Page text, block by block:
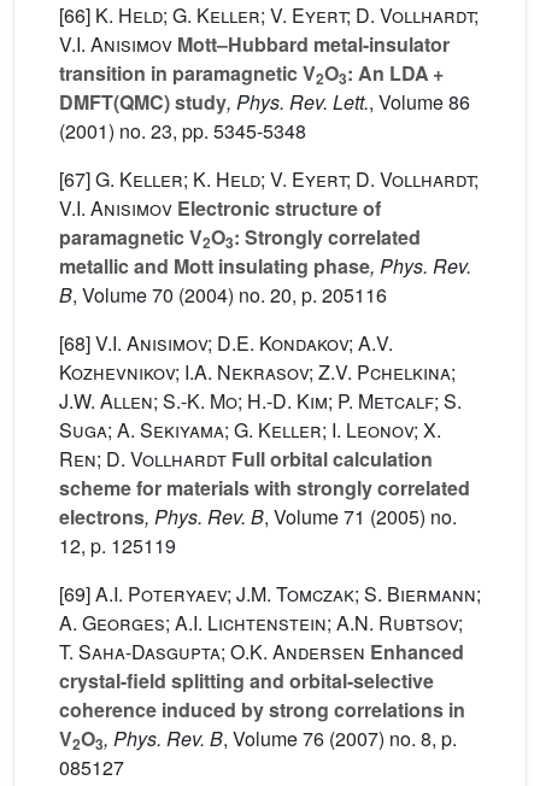
[66] K. Held; G. Keller; V. Eyert; D. Vollhardt;
V.I. Anisimov Mott–Hubbard metal-insulator
transition in paramagnetic V2O3: An LDA +
DMFT(QMC) study, Phys. Rev. Lett., Volume 86
(2001) no. 23, pp. 5345-5348
[67]G. Keller; K. Held; V. Eyert; D. Vollhardt;
V.I. Anisimov Electronic structure of
paramagnetic V2O3: Strongly correlated
metallic and Mott insulating phase, Phys. Rev.
B, Volume 70 (2004) no. 20, p. 205116
[68]V.I. Anisimov; D.E. Kondakov; A.V.
Kozhevnikov; I.A. Nekrasov; Z.V. Pchelkina;
J.W. Allen; S.-K. Mo; H.-D. Kim; P. Metcalf; S.
Suga; A. Sekiyama; G. Keller; I. Leonov; X.
Ren; D. Vollhardt Full orbital calculation
scheme for materials with strongly correlated
electrons, Phys. Rev. B, Volume 71 (2005) no.
12, p. 125119
[69]A.I. Poteryaev; J.M. Tomczak; S. Biermann;
A. Georges; A.I. Lichtenstein; A.N. Rubtsov;
T. Saha-Dasgupta; O.K. Andersen Enhanced
crystal-field splitting and orbital-selective
coherence induced by strong correlations in
V2O3, Phys. Rev. B, Volume 76 (2007) no. 8, p.
085127